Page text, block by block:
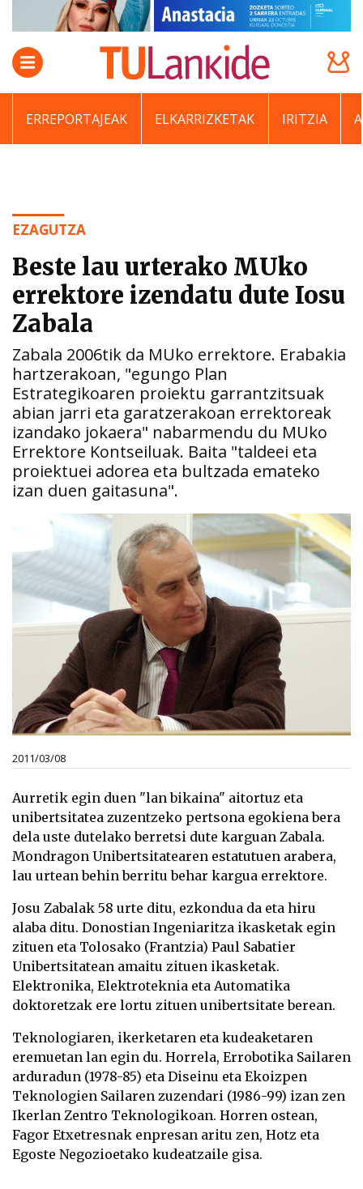
ERREPORTAJEAK ELKARRIZKETAK IRITZIA
EZAGUTZA
Beste lau urterako MUko
errektore izendatu dute Iosu
Zabala
Zabala 2006tik da MUko errektore. Erabakia
hartzerakoan, "egungo Plan
Estrategikoaren proiektu garrantzitsuak
abian jarri eta garatzerakoan errektoreak
izandako jokaera" nabarmendu du MUko
Errektore Kontseiluak. Baita "taldeei eta
proiektuei adorea eta bultzada emateko
izan duen gaitasuna".
2011/03/08
Aurretik egin duen "lan bikaina" aitortuz eta
unibertsitatea zuzentzeko pertsona egokiena bera
dela uste dutelako berretsi dute karguan Zabala.
Mondragon Unibertsitatearen estatutuen arabera,
lau urtean behin berritu behar kargua errektore.
Josu Zabalak 58 urte ditu, ezkondua da eta hiru
alaba ditu. Donostian Ingeniaritza ikasketak egin
zituen eta Tolosako (Frantzia) Paul Sabatier
Unibertsitatean amaitu zituen ikasketak.
Elektronika, Elektroteknia eta Automatika
doktoretzak ere lortu zituen unibertsitate berean.
Teknologiaren, ikerketaren eta kudeaketaren
eremuetan lan egin du. Horrela, Errobotika Sailaren
arduradun (1978-85) eta Diseinu eta Ekoizpen
Teknologien Sailaren zuzendari (1986-99) izan zen
Ikerlan Zentro Teknologikoan. Horren ostean,
Fagor Etxetresnak enpresan aritu zen, Hotz eta
Egoste Negozioetako kudeatzaile gisa.